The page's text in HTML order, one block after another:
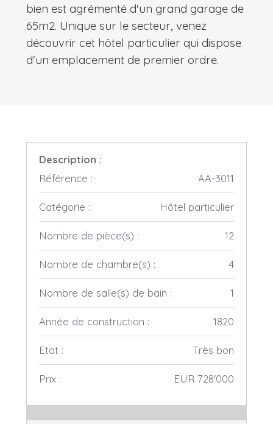
bien est agrémenté d'un grand garage de
65m2. Unique sur le secteur, venez
découvrir cet hôtel particulier qui dispose
d'un emplacement de premier ordre.
Description :
Référence :
AA-3011
Catégorie : Hôtel particulier
Nombre de pièce(s) : 12
Nombre de chambre(s) : 4
Nombre de salle(s) de bain : 1
Année de construction : 1820
Etat : Très bon
Prix : EUR 728'000